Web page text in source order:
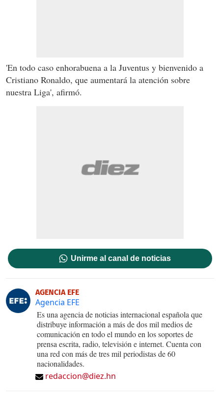
'En todo caso enhorabuena a la Juventus y bienvenido a
Cristiano Ronaldo, que aumentará la atención sobre
nuestra Liga', afirmó.
Unirme al canal de noticias
AGENCIA EFE
Agencia EFE
Es una agencia de noticias internacional española que
distribuye información a más de dos mil medios de
comunicación en todo el mundo en los soportes de
prensa escrita, radio, televisión e internet. Cuenta con
una red con más de tres mil periodistas de 60
nacionalidades.
redaccion@diez.hn